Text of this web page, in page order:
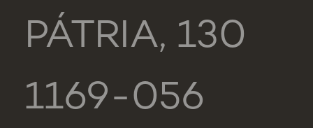
PÁTRIA, 130
1169-056